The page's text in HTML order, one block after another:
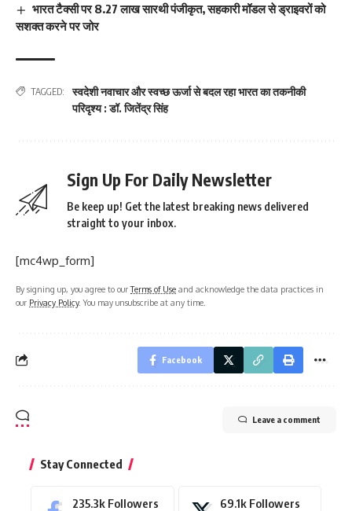
भारत टैक्सी पर 8.27 लाख सारथी पंजीकृत, सहकारी मॉडल से ड्राइवरों को
सशक्त करने पर जोर
TAGGED:
स्वदेशी नवाचार और स्वच्छ ऊर्जा से बदल रहा भारत का तकनीकी
परिदृश्य : डॉ. जितेंद्र सिंह
Sign Up For Daily Newsletter
Be keep up! Get the latest breaking news delivered
straight to your inbox.
[mc4wp_form]
By signing up, you agree to ourTerms of Use and acknowledge the data practices in
our Privacy Policy. You may unsubscribe at any time.
Facebook
Leave a comment
Stay Connected
235.3k Followers 69.1k Followers